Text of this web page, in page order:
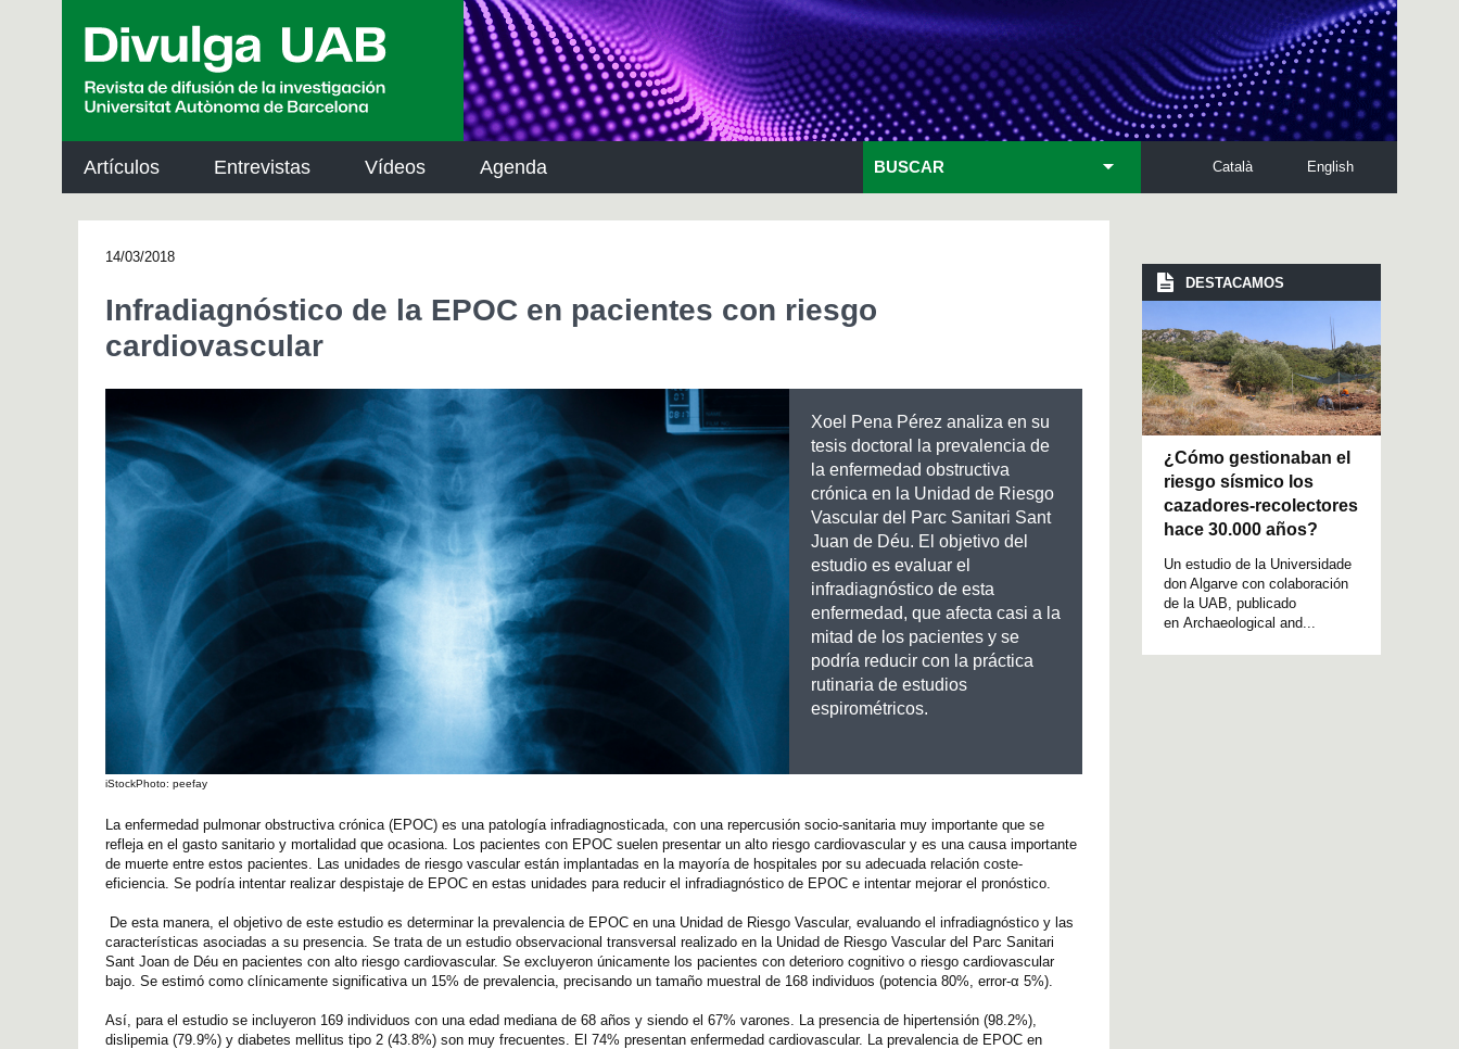
Artículos Entrevistas Vídeos Agenda English
Català
BUSCAR
14/03/2018
Infradiagnóstico de la EPOC en pacientes con riesgo
cardiovascular
Xoel Pena Pérez analiza en su
tesis doctoral la prevalencia de
la enfermedad obstructiva
crónica en la Unidad de Riesgo
Vascular del Parc Sanitari Sant
Juan de Déu. El objetivo del
estudio es evaluar el
infradiagnóstico de esta
enfermedad, que afecta casi a la
mitad de los pacientes y se
podría reducir con la práctica
rutinaria de estudios
espirométricos.
iStockPhoto: peefay
La enfermedad pulmonar obstructiva crónica (EPOC) es una patología infradiagnosticada, con una repercusión socio-sanitaria muy importante que se
refleja en el gasto sanitario y mortalidad que ocasiona. Los pacientes con EPOC suelen presentar un alto riesgo cardiovascular y es una causa importante
de muerte entre estos pacientes. Las unidades de riesgo vascular están implantadas en la mayoría de hospitales por su adecuada relación coste-
eficiencia. Se podría intentar realizar despistaje de EPOC en estas unidades para reducir el infradiagnóstico de EPOC e intentar mejorar el pronóstico.
De esta manera, el objetivo de este estudio es determinar la prevalencia de EPOC en una Unidad de Riesgo Vascular, evaluando el infradiagnóstico y las
características asociadas a su presencia. Se trata de un estudio observacional transversal realizado en la Unidad de Riesgo Vascular del Parc Sanitari
Sant Joan de Déu en pacientes con alto riesgo cardiovascular. Se excluyeron únicamente los pacientes con deterioro cognitivo o riesgo cardiovascular
bajo. Se estimó como clínicamente significativa un 15% de prevalencia, precisando un tamaño muestral de 168 individuos (potencia 80%, error-α 5%).
Así, para el estudio se incluyeron 169 individuos con una edad mediana de 68 años y siendo el 67% varones. La presencia de hipertensión (98.2%),
dislipemia (79.9%) y diabetes mellitus tipo 2 (43.8%) son muy frecuentes. El 74% presentan enfermedad cardiovascular. La prevalencia de EPOC en
DESTACAMOS
¿Cómo gestionaban el
riesgo sísmico los
cazadores-recolectores
hace 30.000 años?
Un estudio de la Universidade
don Algarve con colaboración
de la UAB, publicado
en Archaeological and...